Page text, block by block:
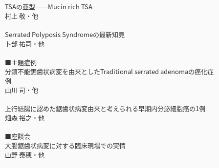
TSAの亜型――Mucin rich TSA
村上 敬・他
Serrated Polyposis Syndromeの最新知見
卜部 祐司・他
■主題症例
分類不能鋸歯状病変を由来としたTraditional serrated adenomaの癌化症
例
山川 司・他
上行結腸に認めた鋸歯状病変由来と考えられる早期内分泌細胞癌の1例
畑森 裕之・他
■座談会
大腸鋸歯状病変に対する臨床現場での実情
山野 泰穂・他